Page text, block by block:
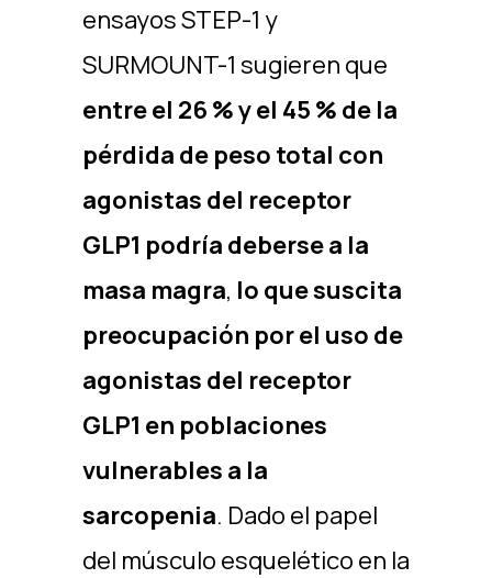
ensayos STEP-1 y
SURMOUNT-1 sugieren que
entre el 26 % y el 45 % de la
pérdida de peso total con
agonistas del receptor
GLP1 podría deberse a la
masa magra, lo que suscita
preocupación por el uso de
agonistas del receptor
GLP1 en poblaciones
vulnerables a la
sarcopenia. Dado el papel
del músculo esquelético en la